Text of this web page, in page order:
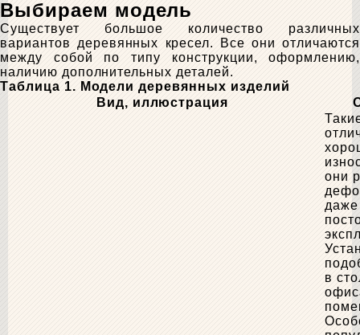
Выбираем модель
Существует большое количество различных
вариантов деревянных кресел. Все они отличаются
между собой по типу конструкции, оформлению,
наличию дополнительных деталей.
Таблица 1. Модели деревянных изделий
Вид, иллюстрация
они
даже
в